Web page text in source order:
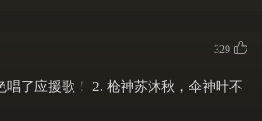
林木惊醒 春夏悄然消逝
329
唱了应援歌！ 2. 枪神苏沐秋，伞神叶不